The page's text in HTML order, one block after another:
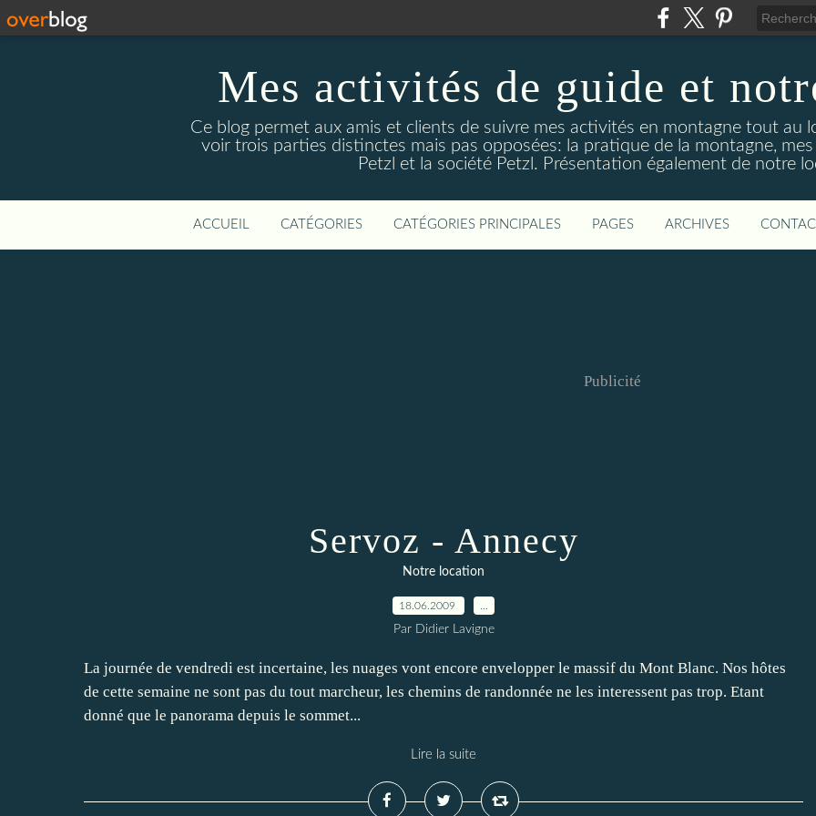
Mes activités de guide et
Ce blog permet aux amis et clients de suivre mes activités en montagne tout au
voir trois parties distinctes mais pas opposées: la pratique de la montagne,
Petzl et la société Petzl. Présentation également de notre
ACCUEIL CATÉGORIES CATÉGORIES PRINCIPALES PAGES ARCHIVES
Publicité
Servoz - Annecy
Notre location
18.06.2009
Par Didier Lavigne
La journée de vendredi est incertaine, les nuages vont encore envelopper le massif du Mont Blanc. Nos hôtes
de cette semaine ne sont pas du tout marcheur, les chemins de randonnée ne les interessent pas trop. Etant
donné que le panorama depuis le sommet...
Lire la suite